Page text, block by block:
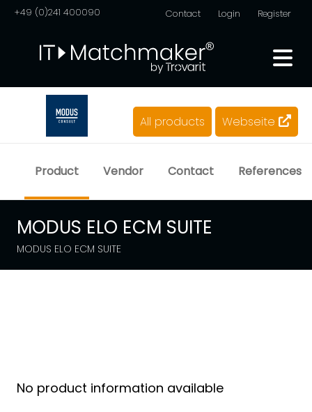
+49 (0)241 400090 Contact Login Register
Product Vendor Contact References
All products Webseite
MODUS ELO ECM SUITE
MODUS ELO ECM SUITE
No product information available